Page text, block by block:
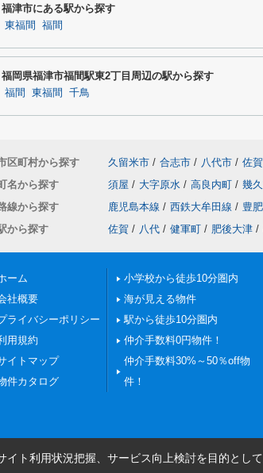
福津市にある駅から探す
東福間 福間
福岡県福津市福間駅東2丁目周辺の駅から探す
福間 東福間 千鳥
区町村から探す 久留米市 / 合志市 / 八代市 / 佐
名から探す
須屋 / 大字原水 / 高良内町 / 幾
線から探す
鹿児島本線 / 西鉄大牟田線 / 豊
から探す
佐賀 / 八代 / 健軍町 / 肥後大津 /
ーム
社概要
ライバシーポリシー
用規約
イトマップ
件カタログ
小学校から徒歩10分圏内
海が見える物件
駅から徒歩10分圏内
仲介手数料0円物件！
仲介手数料30%～50％off物
件！
イト利用状況把握、サービス向上検討を目的とし